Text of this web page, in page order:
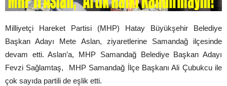
Milliyetçi Hareket Partisi (MHP) Hatay Büyükşehir Belediye
Başkan Adayı Mete Aslan, ziyaretlerine Samandağ ilçesinde
devam etti. Aslan’a, MHP Samandağ Belediye Başkan Adayı
Fevzi Sağlamtaş, MHP Samandağ İlçe Başkanı Ali Çubukcu ile
çok sayıda partili de eşlik etti.